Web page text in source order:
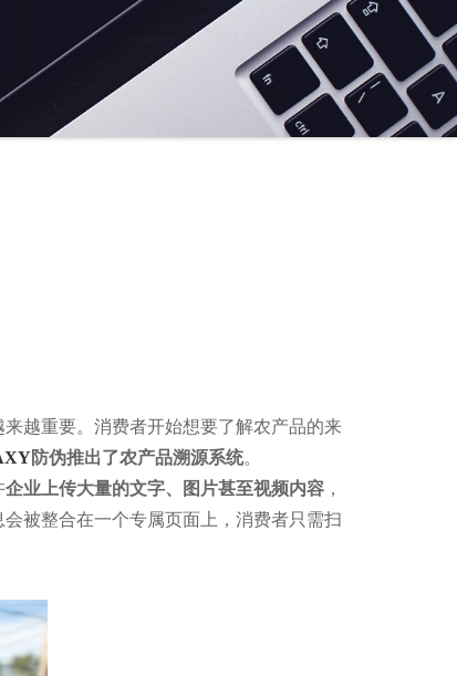
越重要。消费者开始想要了解农产品的来
防伪推出了农产品溯源系统。
企业上传大量的文字、图片甚至视频内容 ，
会被整合在一个专属页面上，消费者只需扫